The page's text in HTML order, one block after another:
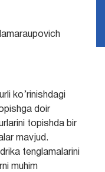
ko’rinishdagi
doir
topishda bir
mavjud.
tenglamalarini
muhim